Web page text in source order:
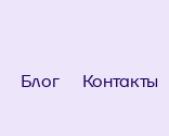
Блог Контакты